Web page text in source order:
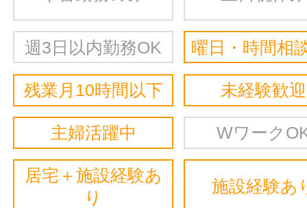
週3日以内勤務OK 曜日・時間相
残業月10時間以下 未経験歓迎
主婦活躍中 Wワーク
居宅＋施設経験あ
り
施設経験あ